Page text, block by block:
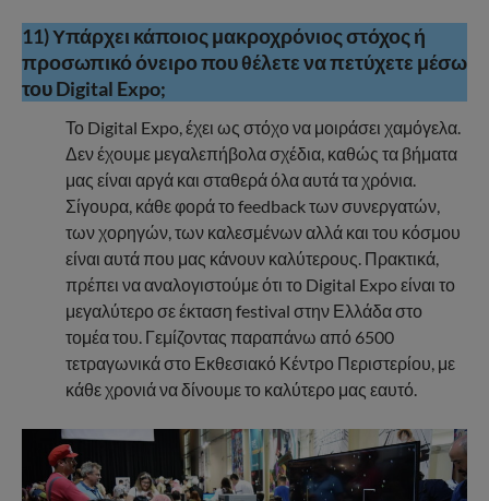
11) Υπάρχει κάποιος μακροχρόνιος στόχος ή
προσωπικό όνειρο που θέλετε να πετύχετε μέσω
του Digital Expo;
Το Digital Expo, έχει ως στόχο να μοιράσει χαμόγελα.
Δεν έχουμε μεγαλεπήβολα σχέδια, καθώς τα βήματα
μας είναι αργά και σταθερά όλα αυτά τα χρόνια.
Σίγουρα, κάθε φορά το feedback των συνεργατών,
των χορηγών, των καλεσμένων αλλά και του κόσμου
είναι αυτά που μας κάνουν καλύτερους. Πρακτικά,
πρέπει να αναλογιστούμε ότι το Digital Expo είναι το
μεγαλύτερο σε έκταση festival στην Ελλάδα στο
τομέα του. Γεμίζοντας παραπάνω από 6500
τετραγωνικά στο Εκθεσιακό Κέντρο Περιστερίου, με
κάθε χρονιά να δίνουμε το καλύτερο μας εαυτό.